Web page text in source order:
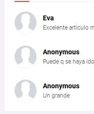
Eva
Excelente articulo
Anonymous
Puede q se haya
Anonymous
Un grande